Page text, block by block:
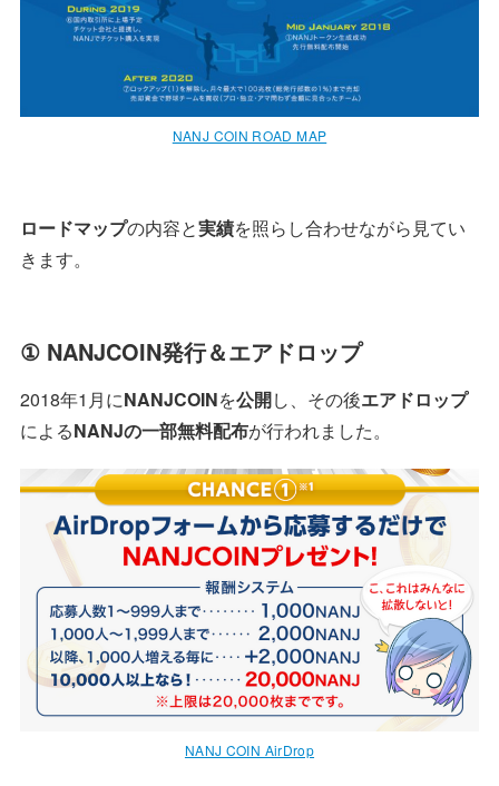
NANJ COIN ROAD MAP
ロードマップの内容と実績を照らし合わせながら見てい
きます。
① NANJCOIN発行＆エアドロップ
2018年1月にNANJCOINを公開し、その後エアドロップ
によるNANJの一部無料配布が行われました。
NANJ COIN AirDrop